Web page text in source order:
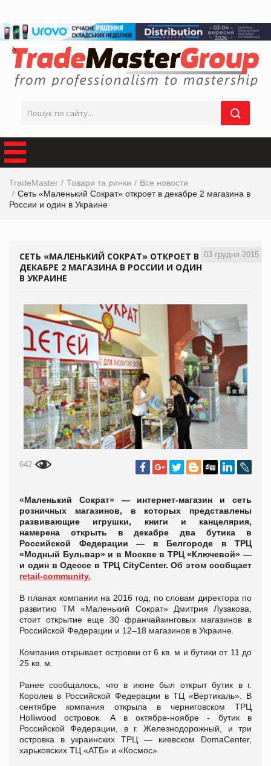
TradeMaster Товари та ринки
Все новости
Сеть «Маленький Сократ» откроет в декабре 2 магазина в
России и один в Украине
03 грудня 2015
СЕТЬ «МАЛЕНЬКИЙ СОКРАТ» ОТКРОЕТ В
ДЕКАБРЕ 2 МАГАЗИНА В РОССИИ И ОДИН
В УКРАИНЕ
642
«Маленький Сократ» — интернет-магазин и сеть
розничных магазинов, в которых представлены
развивающие игрушки, книги и канцелярия,
намерена открыть в декабре два бутика в
Российской Федерации — в Белгороде в ТРЦ
«Модный Бульвар» и в Москве в ТРЦ «Ключевой» —
и один в Одессе в ТРЦ СityCenter. Об этом сообщает
retail-community.
В планах компании на 2016 год, по словам директора по
развитию ТМ «Маленький Сократ» Дмитрия Лузакова,
стоит открытие еще 30 франчайзинговых магазинов в
Российской Федерации и 12–18 магазинов в Украине.
Компания открывает островки от 6 кв. м и бутики от 11 до
25 кв. м.
Ранее сообщалось, что в июне был открыт бутик в г.
Королев в Российской Федерации в ТЦ «Вертикаль». В
сентябре компания открыла в черниговском ТРЦ
Ноlliwood островок. А в октябре-ноябре - бутик в
Российской Федерации, в г. Железнодорожный, и три
островка в украинских ТРЦ — киевском DomaCenter,
харьковских ТЦ «АТБ» и «Космос».